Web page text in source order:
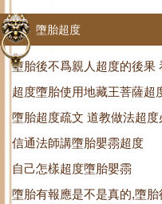
胎三次需要寫幾個牌位
墮胎超度
墮胎後不爲親人超度的後果
超度墮胎使用地藏王菩薩超
墮胎超度疏文 道教做法超度
信通法師講墮胎嬰霛超度
自己怎樣超度墮胎嬰霛
墮胎有報應是不是真的,墮